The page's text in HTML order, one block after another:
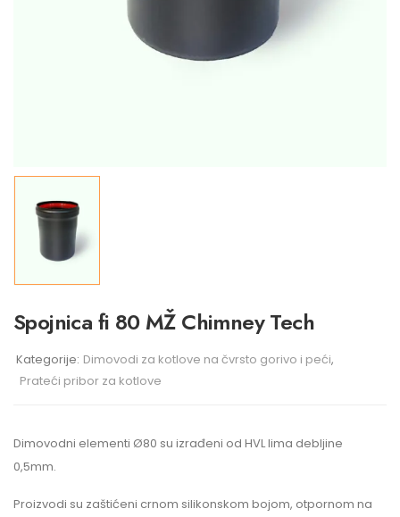
Spojnica fi 80 MŽ Chimney Tech
Kategorije: Dimovodi za kotlove na čvrsto gorivo i peći,
Prateći pribor za kotlove
Dimovodni elementi Ø80 su izrađeni od HVL lima debljine
0,5mm.
Proizvodi su zaštićeni crnom silikonskom bojom, otpornom na